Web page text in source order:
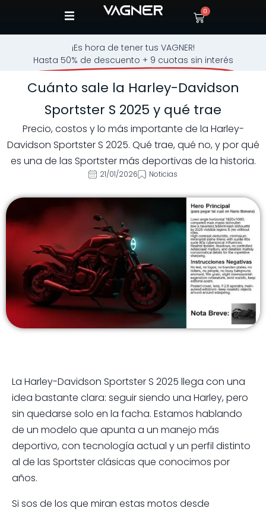
0
¡Es hora de tener tus VAGNER!
Hasta 50% de descuento + 9 cuotas sin interés
Cuánto sale la Harley-Davidson
Sportster S 2025 y qué trae
Precio, costos y lo más importante de la Harley-
Davidson Sportster S 2025. Qué trae, qué no, y por qué
es una de las Sportster más deportivas de la historia.
21/01/2026 Noticias
La Harley-Davidson Sportster S 2025 llega con una
idea bastante clara: seguir siendo una Harley, pero
sin quedarse solo en la facha. Estamos hablando
de un modelo que apunta a un manejo más
deportivo, con tecnología actual y un perfil distinto
al de las Sportster clásicas que conocimos por
años.
Si sos de los que miran estas motos desde